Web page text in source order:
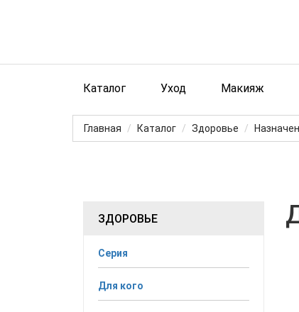
Каталог Уход Макияж
Главная Каталог Здоровье
ЗДОРОВЬЕ
Серия
Для кого